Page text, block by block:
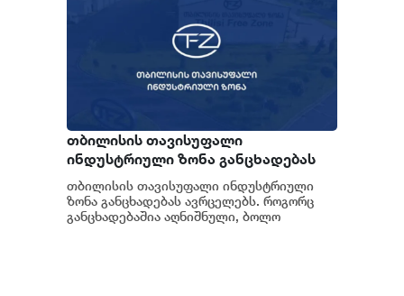
თბილისის თავისუფალი
ინდუსტრიული ზონა განცხადებას
ავრცელებს
თბილისის თავისუფალი ინდუსტრიული
ზონა განცხადებას ავრცელებს. როგორც
განცხადებაშია აღნიშნული, ბოლო